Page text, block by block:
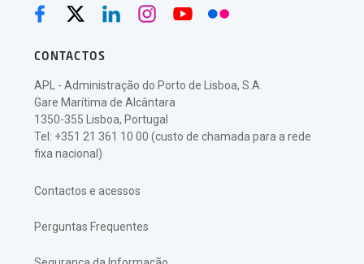
CONTACTOS
APL - Administração do Porto de Lisboa, S.A.
Gare Marítima de Alcântara
1350-355 Lisboa, Portugal
Tel: +351 21 361 10 00 (custo de chamada para a rede
fixa nacional)
Contactos e acessos
Perguntas Frequentes